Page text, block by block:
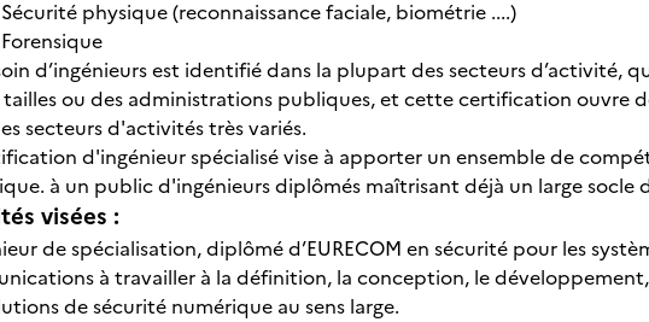
Sécurité physique (reconnaissance faciale, biométrie ....)
Forensique
d’ingénieurs est identifié dans la plupart des secteurs d’activité,
ou des administrations publiques, et cette certification ouvre
secteurs d'activités très variés.
d'ingénieur spécialisé vise à apporter un ensemble de
à un public d'ingénieurs diplômés maîtrisant déjà un large socle
visées :
de spécialisation, diplômé d’EURECOM en sécurité pour les
à travailler à la définition, la conception, le
de sécurité numérique au sens large.